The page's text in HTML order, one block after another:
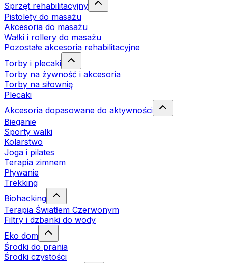
Sprzęt rehabilitacyjny
Pistolety do masażu
Akcesoria do masażu
Wałki i rollery do masażu
Pozostałe akcesoria rehabilitacyjne
Torby i plecaki
Torby na żywność i akcesoria
Torby na siłownię
Plecaki
Akcesoria dopasowane do aktywności
Bieganie
Sporty walki
Kolarstwo
Joga i pilates
Terapia zimnem
Pływanie
Trekking
Biohacking
Terapia Światłem Czerwonym
Filtry i dzbanki do wody
Eko dom
Środki do prania
Środki czystości